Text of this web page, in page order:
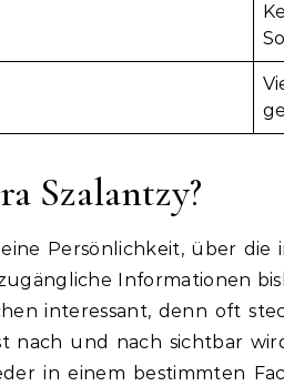
Szalantzy?
eine Persönlichkeit, über
Informationen
interessant, denn oft
nach und nach sichtbar
in einem bestimmten